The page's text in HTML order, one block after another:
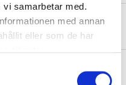
vi samarbetar med.
med annan
eller som de har